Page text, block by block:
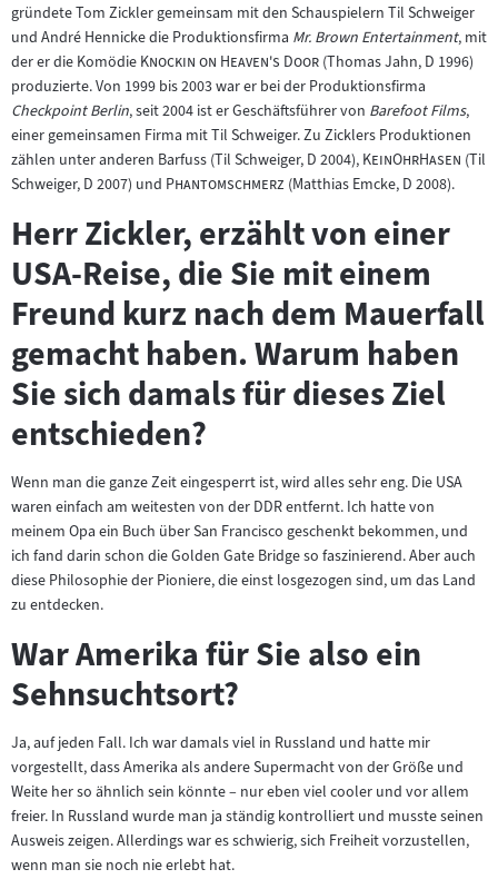
gründete Tom Zickler gemeinsam mit den Schauspielern Til Schweiger
und André Hennicke die Produktionsfirma Mr. Brown Entertainment, mit
der er die Komödie "Knockin on Heaven's Door"(Thomas Jahn, D 1996)
produzierte. Von 1999 bis 2003 war er bei der Produktionsfirma
Checkpoint Berlin, seit 2004 ist er Geschäftsführer von Barefoot Films,
einer gemeinsamen Firma mit Til Schweiger. Zu Zicklers Produktionen
zählen unter anderen Barfuss (Til Schweiger, D 2004), "KeinOhrHasen "(Til
Schweiger, D 2007) und "Phantomschmerz "(Matthias Emcke, D 2008).
Herr Zickler, erzählt von einer
USA-Reise, die Sie mit einem
Freund kurz nach dem Mauerfall
gemacht haben. Warum haben
Sie sich damals für dieses Ziel
entschieden?
Wenn man die ganze Zeit eingesperrt ist, wird alles sehr eng. Die USA
waren einfach am weitesten von der DDR entfernt. Ich hatte von
meinem Opa ein Buch über San Francisco geschenkt bekommen, und
ich fand darin schon die Golden Gate Bridge so faszinierend. Aber auch
diese Philosophie der Pioniere, die einst losgezogen sind, um das Land
zu entdecken.
War Amerika für Sie also ein
Sehnsuchtsort?
Ja, auf jeden Fall. Ich war damals viel in Russland und hatte mir
vorgestellt, dass Amerika als andere Supermacht von der Größe und
Weite her so ähnlich sein könnte – nur eben viel cooler und vor allem
freier. In Russland wurde man ja ständig kontrolliert und musste seinen
Ausweis zeigen. Allerdings war es schwierig, sich Freiheit vorzustellen,
wenn man sie noch nie erlebt hat.